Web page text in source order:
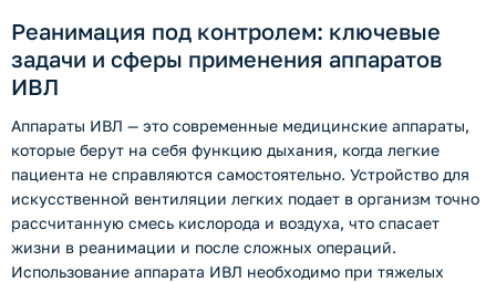
Реанимация под контролем: ключевые
задачи и сферы применения аппаратов
ИВЛ
Аппараты ИВЛ — это современные медицинские аппараты,
которые берут на себя функцию дыхания, когда легкие
пациента не справляются самостоятельно. Устройство для
искусственной вентиляции легких подает в организм точно
рассчитанную смесь кислорода и воздуха, что спасает
жизни в реанимации и после сложных операций.
Использование аппарата ИВЛ необходимо при тяжелых